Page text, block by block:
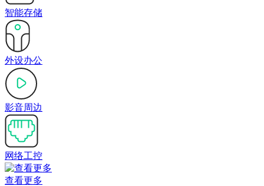
智能存储
外设办公
影音周边
网络工控
查看更多